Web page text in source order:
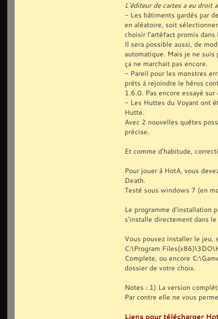
L'éditeur de cartes a eu droit
- Les bâtiments gardés par
en aléatoire, soit
choisir l'artéfact promis dans
Il sera possible aussi, de
automatique. Mais je ne
ça ne marchait pas encore.
- Pareil pour les monstres
prêts à rejoindre le héros
1.6.0. Pas encore essayé
- Les Huttes du Voyant ont
Hutte.
Avec 2 nouvelles quêtes
précise.
Et comme d'habitude,
Pour jouer à HotA, vous
Death.
Testé sous windows 7 (en
Le programme d'installation
s'installe directement dans
Vous pouvez installer le jeu,
C:\Program
Complete, ou encore
dossier de votre choix.
Notes : 1) La version
Par contre elle ne vous
Liens pour télécharger